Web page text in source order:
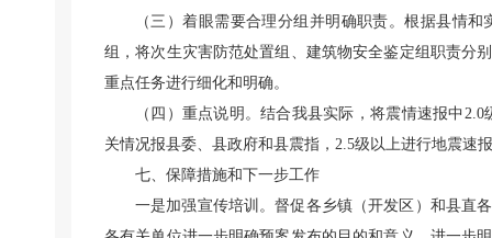
（三）着眼需要合理分组并明确职责。根据县情
组，将次生灾害防范处置组、建筑物安全鉴定组职责分
重点任务进行细化和明确。
（四）重点说明。结合我县实际，将震情速报中
关情况报县委、县政府和县震指，2.5级以上进行地震速
七、保障措施和下一步工作
一是加强宣传培训。督促各乡镇（开发区）和县直